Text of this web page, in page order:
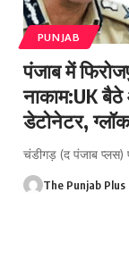
PUNJAB
पंजाब में
नाकाम:UK बैठे
डेटोनेटर,
चंडीगड़ (द पंजाब प्लस)
The Punjab Plus